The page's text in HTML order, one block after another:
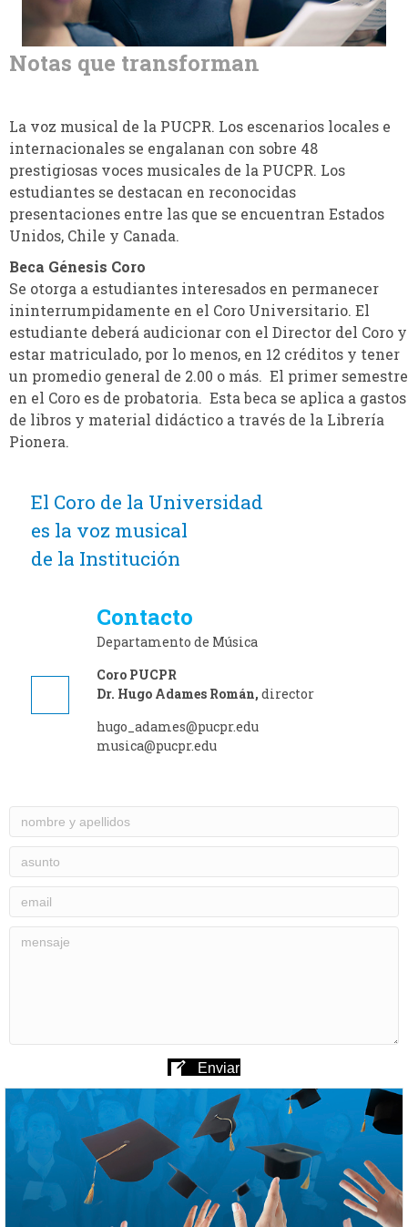
Notas que transforman
La voz musical de la PUCPR. Los escenarios locales e
internacionales se engalanan con sobre 48
prestigiosas voces musicales de la PUCPR. Los
estudiantes se destacan en reconocidas
presentaciones entre las que se encuentran Estados
Unidos, Chile y Canada.
Beca Génesis Coro
Se otorga a estudiantes interesados en permanecer
ininterrumpidamente en el Coro Universitario. El
estudiante deberá audicionar con el Director del Coro y
estar matriculado, por lo menos, en 12 créditos y tener
un promedio general de 2.00 o más. El primer semestre
en el Coro es de probatoria. Esta beca se aplica a gastos
de libros y material didáctico a través de la Librería
Pionera.
El Coro de la Universidad
es la voz musical
de la Institución
Contacto
Departamento de Música
Coro PUCPR
Dr. Hugo Adames Román, director
hugo_adames@pucpr.edu
musica@pucpr.edu
Enviar